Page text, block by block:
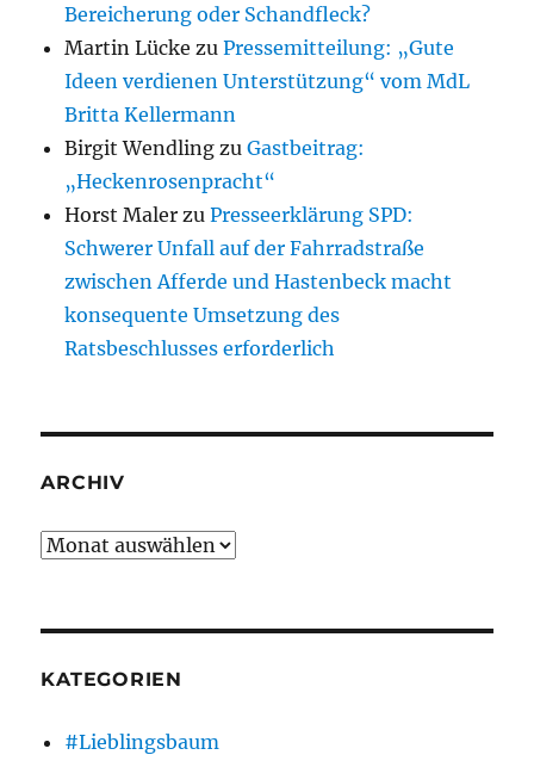
Bereicherung oder Schandfleck?
Martin Lücke zuPressemitteilung: „Gute
Ideen verdienen Unterstützung“ vom MdL
Britta Kellermann
Birgit Wendling zuGastbeitrag:
„Heckenrosenpracht“
Horst Maler zuPresseerklärung SPD:
Schwerer Unfall auf der Fahrradstraße
zwischen Afferde und Hastenbeck macht
konsequente Umsetzung des
Ratsbeschlusses erforderlich
ARCHIV
Archiv
KATEGORIEN
#Lieblingsbaum